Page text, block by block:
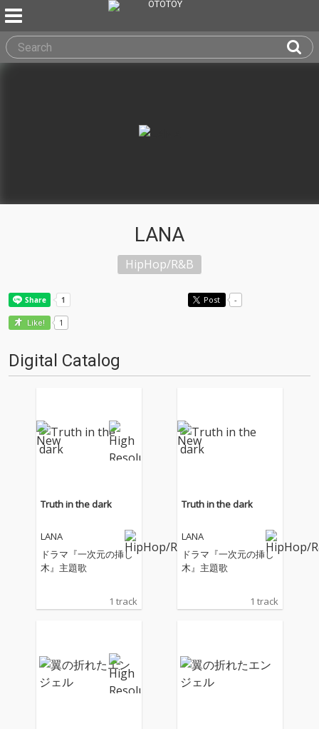
LANA
HipHop/R&B
Post -
Like! 1
Digital Catalog
Truth in the dark
LANA
ドラマ『一次元の挿し
木』主題歌
1 track
Truth in the dark
LANA
ドラマ『一次元の挿し
木』主題歌
1 track